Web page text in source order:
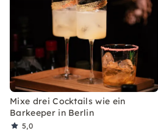
Mixe drei Cocktails wie ein
Barkeeper in Berlin
5,0